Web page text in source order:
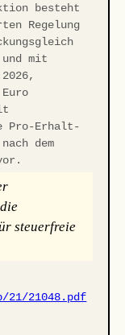
besteht
Regelung
mit
Pro-Erhalt-
dem
steuerfreie
21048.pdf